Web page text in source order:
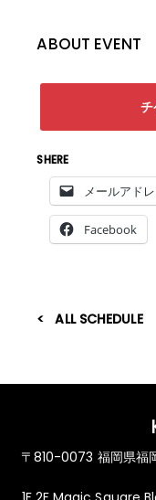
ABOUT EVENT
SHERE
メールアド
Facebook
ALL SCHEDULE
〒810-0073 福岡県福